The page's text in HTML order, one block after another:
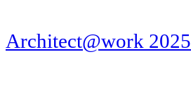
Architect@work 2025